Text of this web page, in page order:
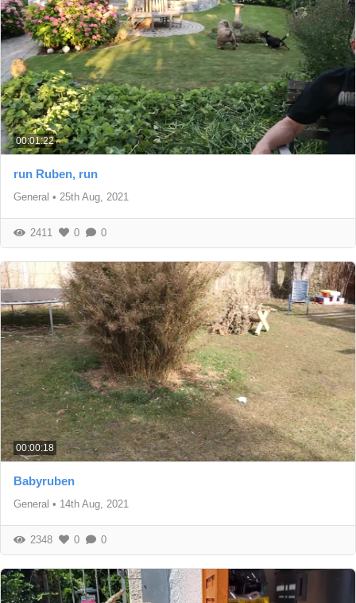
00:01:22
run Ruben, run
General • 25th Aug, 2021
2411 0 0
00:00:18
Babyruben
General • 14th Aug, 2021
2348 0 0